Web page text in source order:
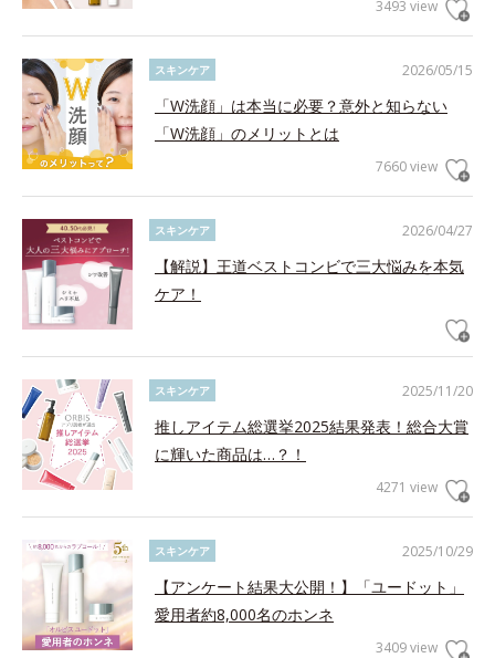
3493 view
2026/05/15
スキンケア
「W洗顔」は本当に必要？意外と知らない
「W洗顔」のメリットとは
7660 view
2026/04/27
スキンケア
【解説】王道ベストコンビで三大悩みを本気
ケア！
2025/11/20
スキンケア
推しアイテム総選挙2025結果発表！総合大賞
に輝いた商品は…？！
4271 view
2025/10/29
スキンケア
【アンケート結果大公開！】「ユードット」
愛用者約8,000名のホンネ
3409 view